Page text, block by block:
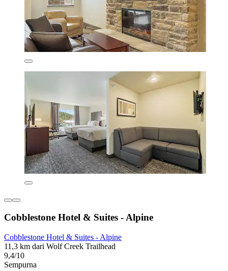
Cobblestone Hotel & Suites - Alpine
Cobblestone Hotel & Suites - Alpine
11,3 km dari Wolf Creek Trailhead
9,4/10
Sempurna